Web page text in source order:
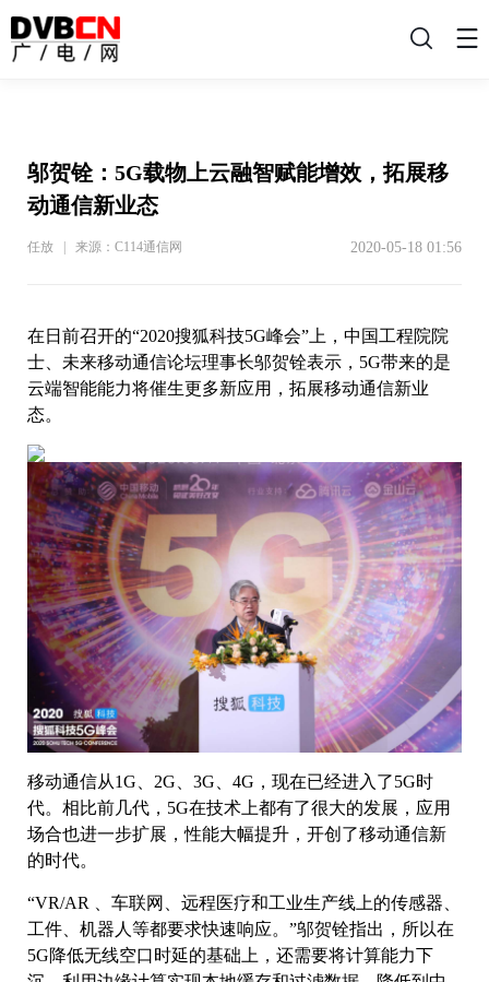
搜
邬贺铨：5G载物上云融智赋能增效，拓展移
动通信新业态
任放 | 来源：C114通信网 2020-05-18 01:56
在日前召开的“2020搜狐科技5G峰会”上，中国工程院院
士、未来移动通信论坛理事长邬贺铨表示，5G带来的是
云端智能能力将催生更多新应用，拓展移动通信新业
态。
移动通信从1G、2G、3G、4G，现在已经进入了5G时
代。相比前几代，5G在技术上都有了很大的发展，应用
场合也进一步扩展，性能大幅提升，开创了移动通信新
的时代。
“VR/AR 、车联网、远程医疗和工业生产线上的传感器、
工件、机器人等都要求快速响应。”邬贺铨指出，所以在
5G降低无线空口时延的基础上，还需要将计算能力下